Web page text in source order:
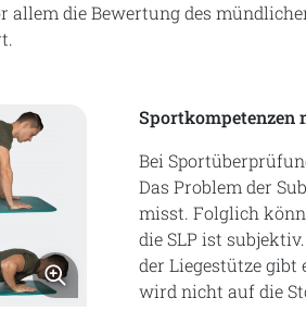
allem die Bewertung des
Bild vergrößern
Sportkompetenzen
Bei
Das Problem der
misst. Folglich
die SLP ist
der Liegestütze gibt
wird nicht auf die